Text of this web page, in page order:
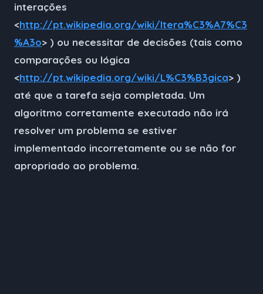
interações
<http://pt.wikipedia.org/wiki/Itera%C3%A7%C3
%A3o> ) ou necessitar de decisões (tais como
comparações ou lógica
<http://pt.wikipedia.org/wiki/L%C3%B3gica> )
até que a tarefa seja completada. Um
algoritmo corretamente executado não irá
resolver um problema se estiver
implementado incorretamente ou se não for
apropriado ao problema.